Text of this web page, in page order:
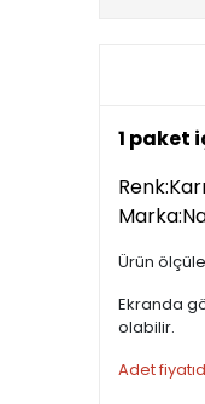
1 paket
Ürün
Ekranda
olabilir.
Adet